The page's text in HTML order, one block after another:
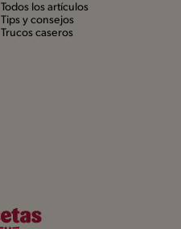
Todos los artículos
Tips y consejos
Trucos caseros